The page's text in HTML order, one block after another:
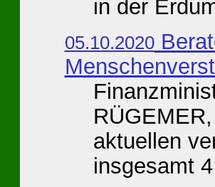
in der
05.10.2020
aktuellen
insgesamt